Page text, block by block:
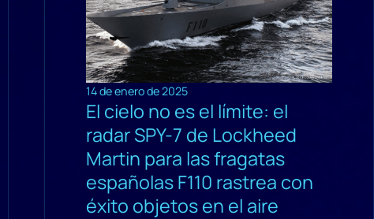
14 de enero de 2025
El cielo no es el límite: el
radar SPY-7 de Lockheed
Martin para las fragatas
españolas F110 rastrea con
éxito objetos en el aire